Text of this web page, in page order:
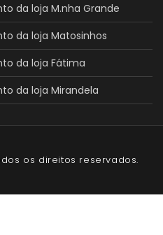
da loja M.nha Grande
da loja Matosinhos
da loja Fátima
da loja Mirandela
os direitos reservados.